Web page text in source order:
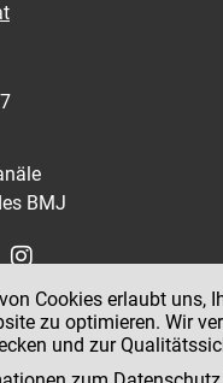
BMJ
Cookies erlaubt uns,
zu optimieren. Wir
und zur